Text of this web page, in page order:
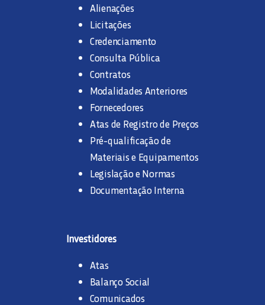
Alienações
Licitações
Credenciamento
Consulta Pública
Contratos
Modalidades Anteriores
Fornecedores
Atas de Registro de Preços
Pré-qualificação de
Materiais e Equipamentos
Legislação e Normas
Documentação Interna
Investidores
Atas
Balanço Social
Comunicados